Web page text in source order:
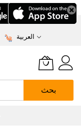
العربية
بحث